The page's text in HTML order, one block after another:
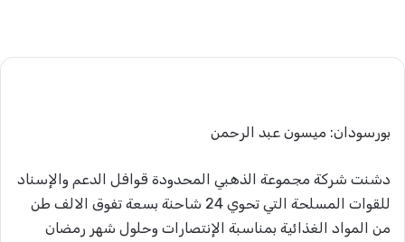
بورسودان: ميسون عبد الرحمن
دشنت شركة مجموعة الذهبي المحدودة قوافل الدعم والإسناد
للقوات المسلحة التي تحوي 24 شاحنة بسعة تفوق الالف طن
من المواد الغذائية بمناسبة الإنتصارات وحلول شهر رمضان